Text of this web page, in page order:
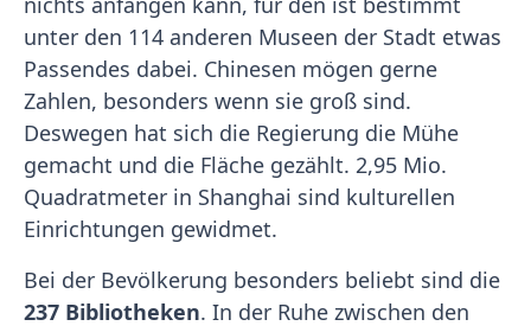
unter den 114 anderen Museen der Stadt etwas
Passendes dabei. Chinesen mögen gerne
Zahlen, besonders wenn sie groß sind.
Deswegen hat sich die Regierung die Mühe
gemacht und die Fläche gezählt. 2,95 Mio.
Quadratmeter in Shanghai sind kulturellen
Einrichtungen gewidmet.
Bei der Bevölkerung besonders beliebt sind die
237 Bibliotheken. In der Ruhe zwischen den